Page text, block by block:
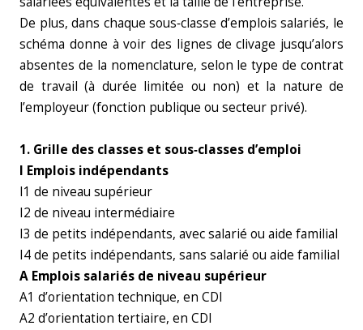
De plus, dans chaque sous‑classe d’emplois salariés, le
schéma donne à voir des lignes de clivage jusqu’alors
absentes de la nomenclature, selon le type de contrat
de travail (à durée limitée ou non) et la nature de
l’employeur (fonction publique ou secteur privé).
1. Grille des classes et sous‑classes d’emploi
I Emplois indépendants
I1 de niveau supérieur
I2 de niveau intermédiaire
I3 de petits indépendants, avec salarié ou aide familial
I4 de petits indépendants, sans salarié ou aide familial
A Emplois salariés de niveau supérieur
A1 d’orientation technique, en CDI
A2 d’orientation tertiaire, en CDI